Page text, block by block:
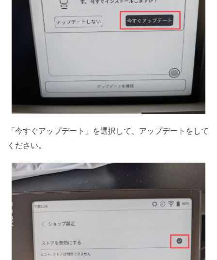
「今すぐアップデート」を選択して、アップデートをして
ください。